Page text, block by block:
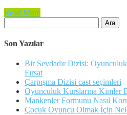
Read More
Son Yazılar
Bir Sevdadır Dizisi:
Fırsat
Çarpışma Dizisi cast seçimleri
Oyunculuk Kurslarına Kimler
Mankenler Formunu Nasıl
Çocuk Oyuncu Olmak İçin